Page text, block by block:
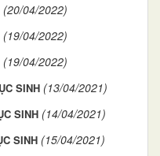
(20/04/2022)
(19/04/2022)
(19/04/2022)
SINH (13/04/2021)
SINH (14/04/2021)
SINH (15/04/2021)